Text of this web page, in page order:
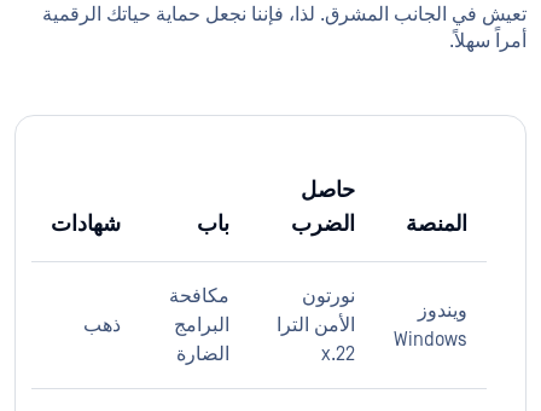
تعيش في الجانب المشرق. لذا، فإننا نجعل حماية حياتك الرقمية
أمراً سهلاً.
المنصة
حاصل
الضرب
باب شهادات
ويندوز
Windows
نورتون
الأمن الترا
22.x
مكافحة
البرامج
الضارة
ذهب